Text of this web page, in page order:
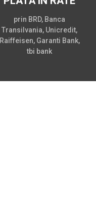
prin BRD, Banca
Transilvania, Unicredit,
Raiffeisen, Garanti Bank,
tbi bank